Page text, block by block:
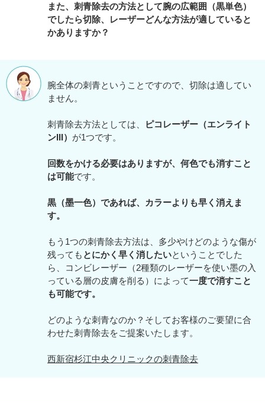
また、刺青除去の方法として腕の広範囲（黒単色）
でしたら切除、レーザーどんな方法が適していると
かありますか？
腕全体の刺青ということですので、切除は適してい
ません。
刺青除去方法としては、
ピコレーザー（エンライト
ンIII） が1つです。
回数をかける必要はありますが、何色でも消すこと
は可能です。
黒（墨一色）であれば、カラーよりも早く消えま
す。
もう1つの刺青除去方法は、多少やけどのような傷が
残っても とにかく早く消したいということでした
ら、コンビレーザー（2種類のレーザーを使い墨の入
っている層の皮膚を削る）によって一度で消すこと
も可能です。
どのような刺青なのか？そしてお客様のご要望に合
わせた刺青除去をご提案いたします。
西新宿杉江中央クリニックの刺青除去